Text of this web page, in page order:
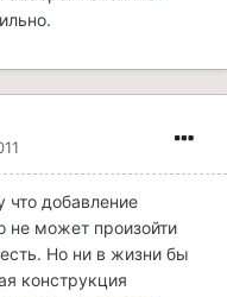
что добавление
не может произойти
Но ни в жизни бы
конструкция